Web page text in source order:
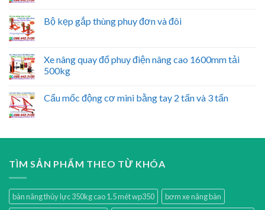
Bộ kẹp gắp thùng phuy đơn và đôi
Xe nâng quay đổ phuy điện nâng cao 1600mm tải
500kg
Cẩu mốc động cơ mini bằng tay 2 tấn và 3 tấn
TÌM SẢN PHẨM THEO TỪ KHÓA
bàn nâng thủy lực 350kg cao 1.5 mét wp350
bơm xe nâng bàn